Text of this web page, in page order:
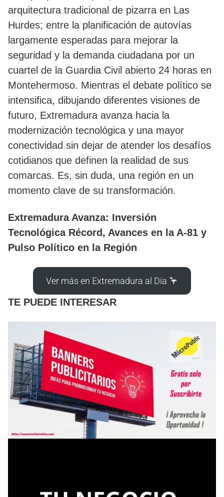
arquitectura tradicional de pizarra en Las
Hurdes; entre la planificación de autovías
largamente esperadas para mejorar la
seguridad y la demanda ciudadana por un
cuartel de la Guardia Civil abierto 24 horas en
Montehermoso. Mientras el debate político se
intensifica, dibujando diferentes visiones de
futuro, Extremadura avanza hacia la
modernización tecnológica y una mayor
conectividad sin dejar de atender los desafíos
cotidianos que definen la realidad de sus
comarcas. Es, sin duda, una región en un
momento clave de su transformación.
Extremadura Avanza: Inversión
Tecnológica Récord, Avances en la A-81 y
Pulso Político en la Región
Ver más en Extremadura al Día 🦩
TE PUEDE INTERESAR